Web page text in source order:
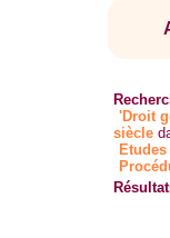
'Droit
siècle